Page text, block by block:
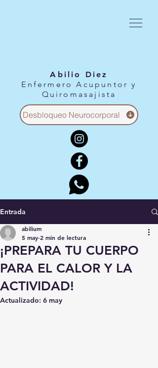
Abilio Diez
Enfermero Acupuntor y
Quiromasajista
Desbloqueo Neurocorporal
Entrada
¡PREPARA TU CUERPO
PARA EL CALOR Y LA
ACTIVIDAD!
abilium
5 may 2 min de lectura
Actualizado: 6 may